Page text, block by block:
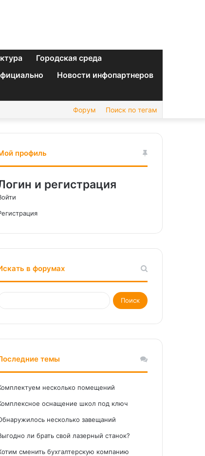
Городская среда
Новости инфопартнеров
Форум Поиск по тегам
профиль
и регистрация
в форумах
темы
несколько помещений
оснащение школ под ключ
несколько завещаний
ли брать свой лазерный станок?
сменить бухгалтерскую компанию